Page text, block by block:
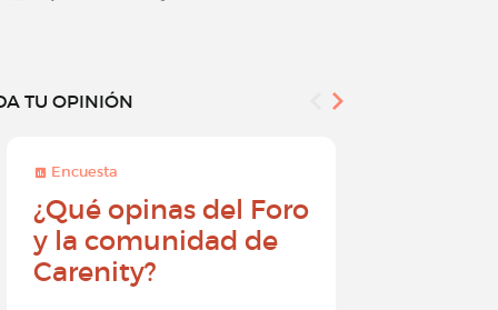
TU OPINIÓN
Encuesta
¿Qué opinas del Foro
y la comunidad de
Carenity?